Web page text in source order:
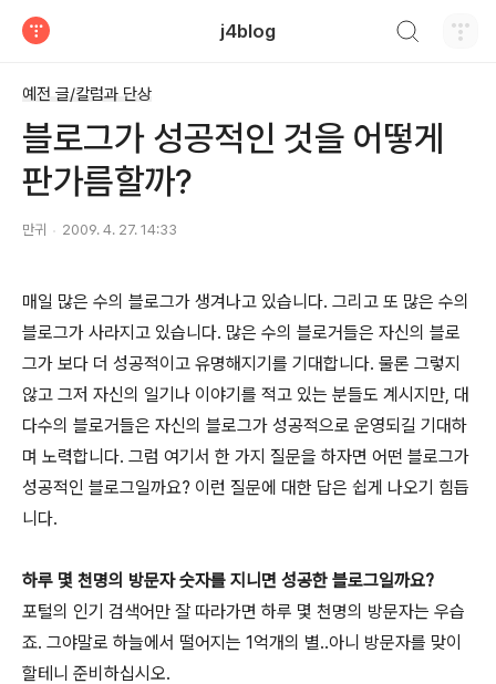
j4blog
예전 글/칼럼과 단상
블로그가 성공적인 것을 어떻게
판가름할까?
만귀 2009. 4. 27. 14:33
매일 많은 수의 블로그가 생겨나고 있습니다. 그리고 또 많은 수의
블로그가 사라지고 있습니다. 많은 수의 블로거들은 자신의 블로
그가 보다 더 성공적이고 유명해지기를 기대합니다. 물론 그렇지
않고 그저 자신의 일기나 이야기를 적고 있는 분들도 계시지만, 대
다수의 블로거들은 자신의 블로그가 성공적으로 운영되길 기대하
며 노력합니다. 그럼 여기서 한 가지 질문을 하자면 어떤 블로그가
성공적인 블로그일까요? 이런 질문에 대한 답은 쉽게 나오기 힘듭
니다.
하루 몇 천명의 방문자 숫자를 지니면 성공한 블로그일까요?
포털의 인기 검색어만 잘 따라가면 하루 몇 천명의 방문자는 우습
죠. 그야말로 하늘에서 떨어지는 1억개의 별..아니 방문자를 맞이
할테니 준비하십시오.